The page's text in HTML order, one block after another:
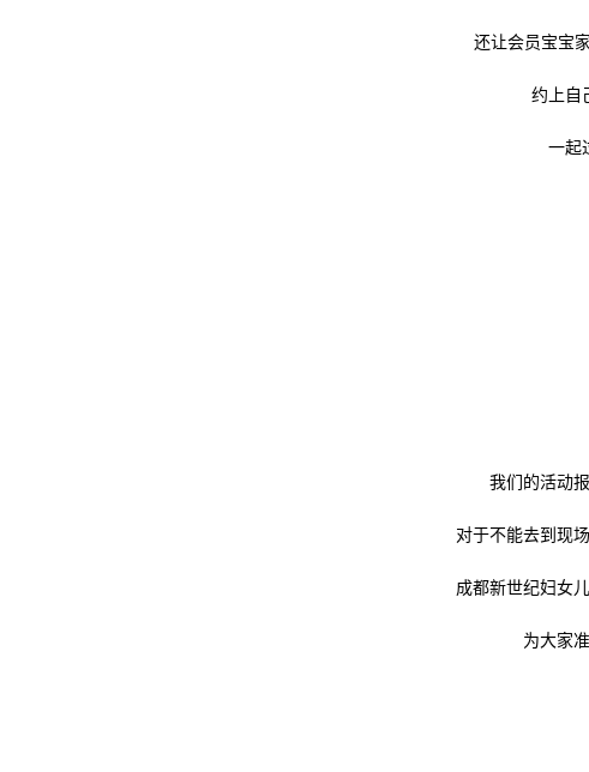
还让会员宝宝
约上自
一起
我们的活动
对于不能去到现
成都新世纪妇女
为大家